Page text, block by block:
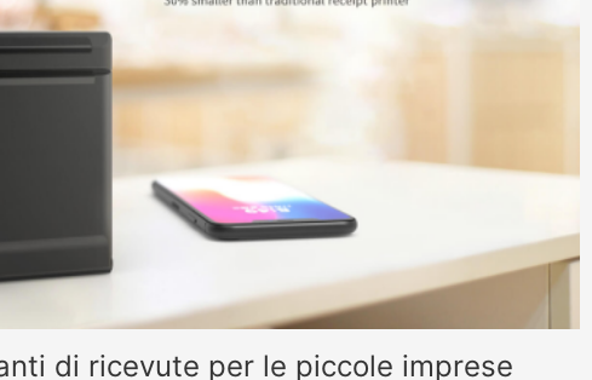
di ricevute per le piccole imprese